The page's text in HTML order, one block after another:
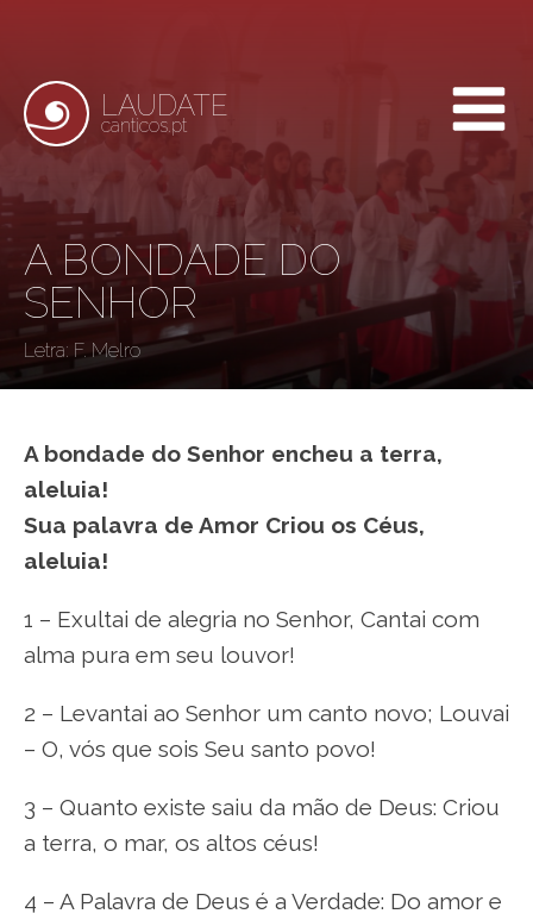
LAUDATE
canticos.pt
A BONDADE DO
SENHOR
Letra: F. Melro
A bondade do Senhor encheu a terra,
aleluia!
Sua palavra de Amor Criou os Céus,
aleluia!
1 – Exultai de alegria no Senhor, Cantai com
alma pura em seu louvor!
2 – Levantai ao Senhor um canto novo; Louvai
– O, vós que sois Seu santo povo!
3 – Quanto existe saiu da mão de Deus: Criou
a terra, o mar, os altos céus!
4 – A Palavra de Deus é a Verdade: Do amor e